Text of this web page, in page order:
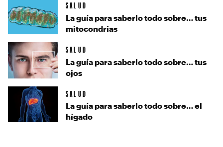
SALUD
La guía para saberlo todo sobre… tus
mitocondrias
SALUD
La guía para saberlo todo sobre… tus
ojos
SALUD
La guía para saberlo todo sobre… el
hígado